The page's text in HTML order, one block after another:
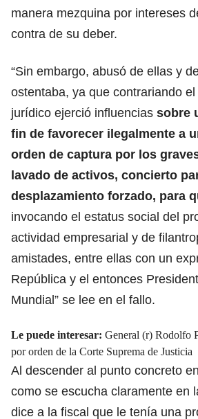
manera mezquina por intereses
contra de su deber.
“Sin embargo, abusó de ellas y
ostentaba, ya que contrariando
jurídico ejerció influencias sobre
fin de favorecer ilegalmente a
orden de captura por los
lavado de activos, concierto
desplazamiento forzado, para
invocando el estatus social del
actividad empresarial y de
amistades, entre ellas con un
República y el entonces
Mundial” se lee en el fallo.
Le puede interesar: General (r) Rodolfo
por orden de la Corte Suprema de Justicia
Al descender al punto concreto
como se escucha claramente en
dice a la fiscal que le tenía una